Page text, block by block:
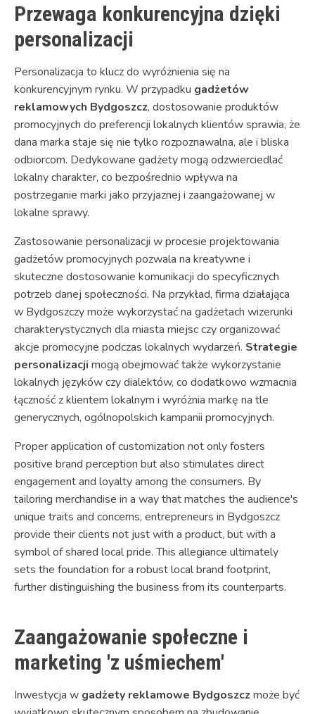
Przewaga konkurencyjna dzięki
personalizacji
Personalizacja to klucz do wyróżnienia się na
konkurencyjnym rynku. W przypadku gadżetów
reklamowych Bydgoszcz, dostosowanie produktów
promocyjnych do preferencji lokalnych klientów sprawia, że
dana marka staje się nie tylko rozpoznawalna, ale i bliska
odbiorcom. Dedykowane gadżety mogą odzwierciedlać
lokalny charakter, co bezpośrednio wpływa na
postrzeganie marki jako przyjaznej i zaangażowanej w
lokalne sprawy.
Zastosowanie personalizacji w procesie projektowania
gadżetów promocyjnych pozwala na kreatywne i
skuteczne dostosowanie komunikacji do specyficznych
potrzeb danej społeczności. Na przykład, firma działająca
w Bydgoszczy może wykorzystać na gadżetach wizerunki
charakterystycznych dla miasta miejsc czy organizować
akcje promocyjne podczas lokalnych wydarzeń. Strategie
personalizacji mogą obejmować także wykorzystanie
lokalnych języków czy dialektów, co dodatkowo wzmacnia
łączność z klientem lokalnym i wyróżnia markę na tle
generycznych, ogólnopolskich kampanii promocyjnych.
Proper application of customization not only fosters
positive brand perception but also stimulates direct
engagement and loyalty among the consumers. By
tailoring merchandise in a way that matches the audience's
unique traits and concerns, entrepreneurs in Bydgoszcz
provide their clients not just with a product, but with a
symbol of shared local pride. This allegiance ultimately
sets the foundation for a robust local brand footprint,
further distinguishing the business from its counterparts.
Zaangażowanie społeczne i
marketing 'z uśmiechem'
Inwestycja w gadżety reklamowe Bydgoszczmoże być